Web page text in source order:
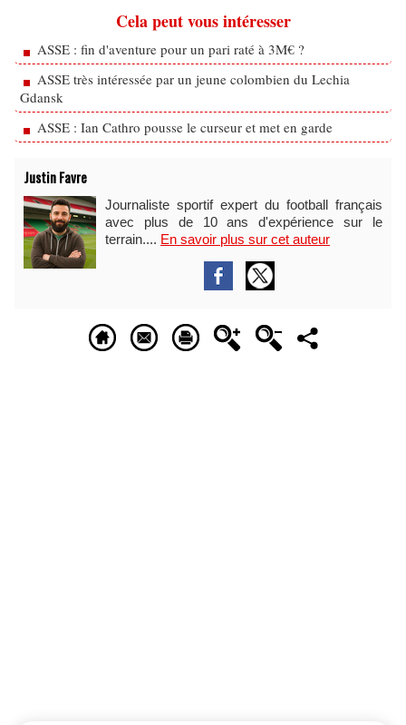
Cela peut vous intéresser
ASSE : fin d'aventure pour un pari raté à 3M€ ?
ASSE très intéressée par un jeune colombien du Lechia
Gdansk
ASSE : Ian Cathro pousse le curseur et met en garde
Justin Favre
Journaliste sportif expert du football français
avec plus de 10 ans d'expérience sur le
terrain.... En savoir plus sur cet auteur